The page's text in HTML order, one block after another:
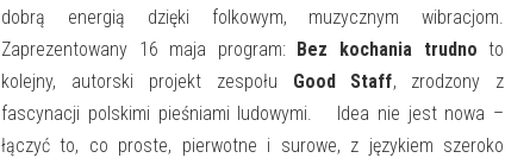
dobrą energią dzięki folkowym, muzycznym wibracjom.
Zaprezentowany 16 maja program: Bez kochania trudno to
kolejny, autorski projekt zespołu Good Staff, zrodzony z
fascynacji polskimi pieśniami ludowymi. Idea nie jest nowa –
łączyć to, co proste, pierwotne i surowe, z językiem szeroko